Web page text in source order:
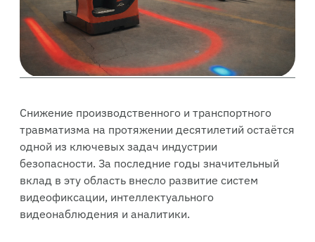
Снижение производственного и транспортного
травматизма на протяжении десятилетий остаётся
одной из ключевых задач индустрии
безопасности. За последние годы значительный
вклад в эту область внесло развитие систем
видеофиксации, интеллектуального
видеонаблюдения и аналитики.